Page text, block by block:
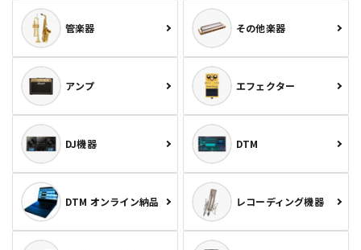
管楽器 その他楽器
アンプ エフェクター
DJ機器 DTM
DTM オンライン納品 レコーディング機器